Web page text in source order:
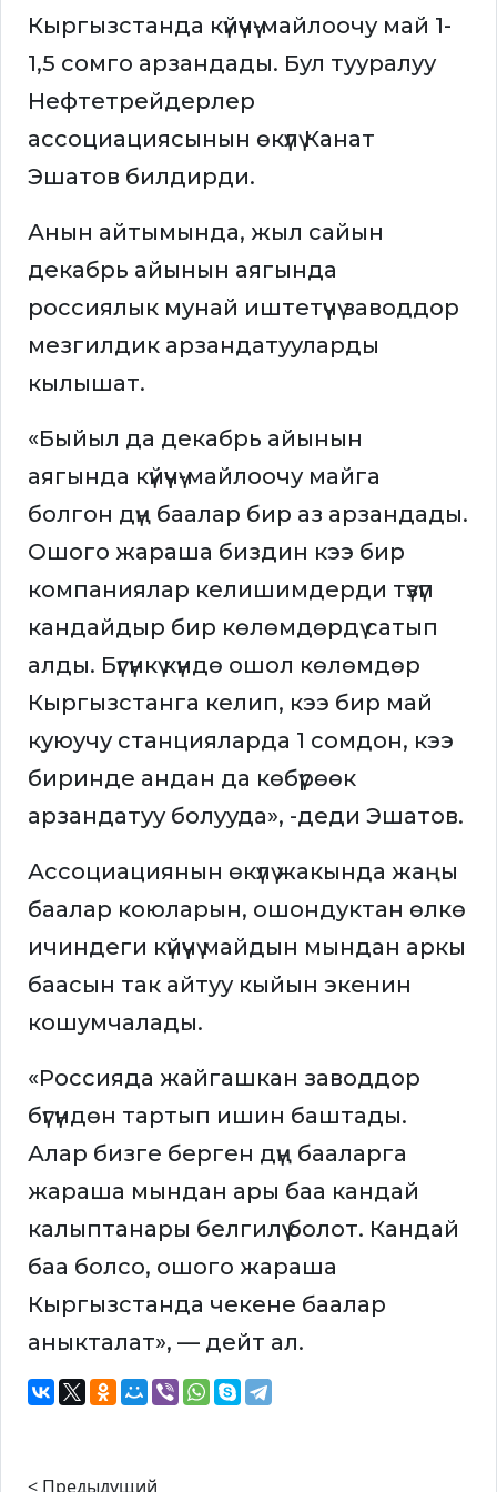
Кыргызстанда күйүүчү-майлоочу май 1-
1,5 сомго арзандады. Бул тууралуу
Нефтетрейдерлер
ассоциациясынын өкүлү Канат
Эшатов билдирди.
Анын айтымында, жыл сайын
декабрь айынын аягында
россиялык мунай иштетүүчү заводдор
мезгилдик арзандатууларды
кылышат.
«Быйыл да декабрь айынын
аягында күйүүчү-майлоочу майга
болгон дүң баалар бир аз арзандады.
Ошого жараша биздин кээ бир
компаниялар келишимдерди түзүп
кандайдыр бир көлөмдөрдү сатып
алды. Бүгүнкү күндө ошол көлөмдөр
Кыргызстанга келип, кээ бир май
куюучу станцияларда 1 сомдон, кээ
биринде андан да көбүрөөк
арзандатуу болууда», -деди Эшатов.
Ассоциациянын өкүлү жакында жаңы
баалар коюларын, ошондуктан өлкө
ичиндеги күйүүчү майдын мындан аркы
баасын так айтуу кыйын экенин
кошумчалады.
«Россияда жайгашкан заводдор
бүгүндөн тартып ишин баштады.
Алар бизге берген дүң бааларга
жараша мындан ары баа кандай
калыптанары белгилүү болот. Кандай
баа болсо, ошого жараша
Кыргызстанда чекене баалар
аныкталат», — дейт ал.
< Предыдущий